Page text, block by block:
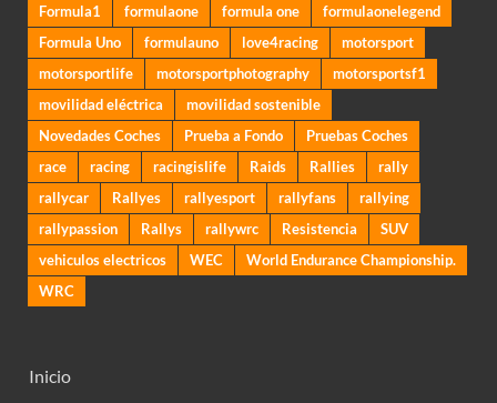
Formula1
formulaone formula one
formulaonelegend
Formula Uno
formulauno love4racing
motorsport
motorsportlife
motorsportphotography
motorsportsf1
movilidad eléctrica
movilidad sostenible
Novedades Coches
Prueba a Fondo
Pruebas Coches
race
racing racingislife Raids Rallies
rally
rallycar
Rallyes rallyesport rallyfans
rallying
rallypassion
Rallys rallywrc Resistencia
SUV
vehiculos electricos
WEC
World Endurance Championship.
WRC
Inicio